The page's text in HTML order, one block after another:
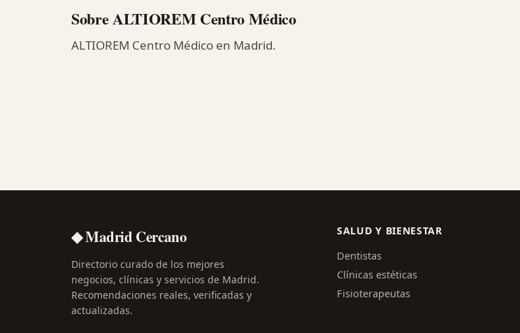
Sobre ALTIOREM Centro Médico
ALTIOREM Centro Médico en Madrid.
◆ Madrid Cercano
Directorio curado de los mejores
negocios, clínicas y servicios de Madrid.
Recomendaciones reales, verificadas y
actualizadas.
SALUD Y BIENESTAR
Dentistas
Clínicas estéticas
Fisioterapeutas